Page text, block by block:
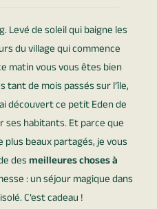
Levé de soleil qui baigne les
du village qui commence
matin vous vous êtes bien
tant de mois passés sur l’île,
découvert ce petit Eden de
habitants. Et parce que
beaux partagés, je vous
desmeilleures choses à
: un séjour magique dans
C’est cadeau !